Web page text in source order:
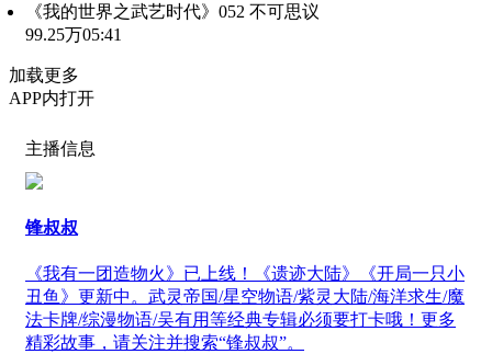
《我的世界之武艺时代》052 不可思议
99.25万05:41
加载更多
APP内打开
主播信息
锋叔叔
《我有一团造物火》已上线！《遗迹大陆》《开局一只小
丑鱼》更新中。武灵帝国/星空物语/紫灵大陆/海洋求生/魔
法卡牌/综漫物语/吴有用等经典专辑必须要打卡哦！更多
精彩故事，请关注并搜索“锋叔叔”。